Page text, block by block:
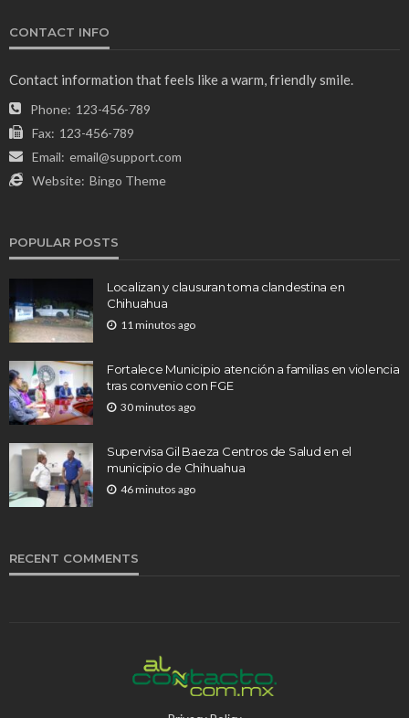
CONTACT INFO
Contact information that feels like a warm, friendly smile.
Phone: 123-456-789
Fax: 123-456-789
Email: email@support.com
Website: Bingo Theme
POPULAR POSTS
Localizan y clausuran toma clandestina en
Chihuahua
11 minutos ago
Fortalece Municipio atención a familias en violencia
tras convenio con FGE
30 minutos ago
Supervisa Gil Baeza Centros de Salud en el
municipio de Chihuahua
46 minutos ago
RECENT COMMENTS